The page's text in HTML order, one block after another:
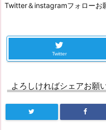
Twitter＆instagramフォローお
Twitter
よろしければシェアお願